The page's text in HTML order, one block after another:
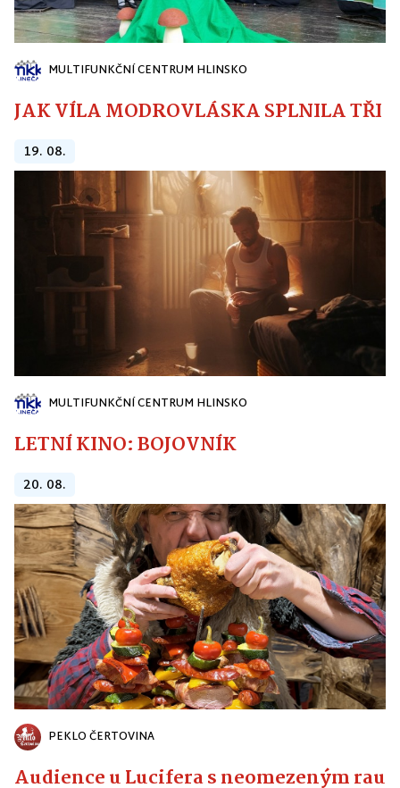
MULTIFUNKČNÍ CENTRUM HLINSKO
JAK VÍLA MODROVLÁSKA SPLNILA
19. 08.
MULTIFUNKČNÍ CENTRUM HLINSKO
LETNÍ KINO: BOJOVNÍK
20. 08.
PEKLO ČERTOVINA
Audience u Lucifera s neomezeným